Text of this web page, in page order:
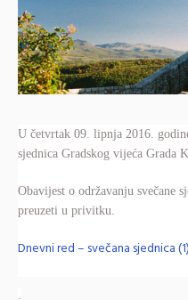
U četvrtak 09. lipnja 2016.
sjednica Gradskog vijeća Grada
Obavijest o održavanju svečane
preuzeti u privitku.
Dnevni red – svečana sjednica (1)
.